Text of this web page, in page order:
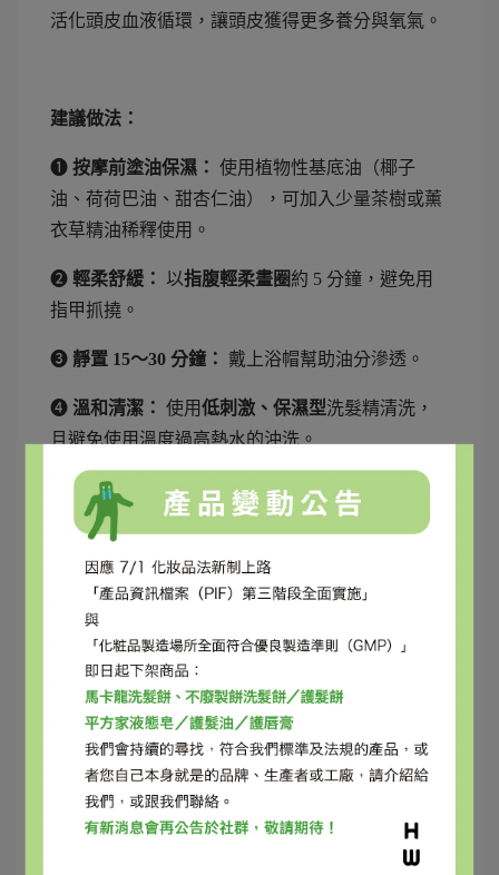
活化頭皮血液循環，讓頭皮獲得更多養分與氧氣。
建議做法：
➊ 按摩前塗油保濕： 使用植物性基底油（椰子
油、荷荷巴油、甜杏仁油），可加入少量茶樹或薰
衣草精油稀釋使用。
❷ 輕柔舒緩： 以指腹輕柔畫圈約 5 分鐘，避免用
指甲抓撓。
➌ 靜置 15～30 分鐘： 戴上浴帽幫助油分滲透。
➍ 溫和清潔： 使用低刺激、保濕型洗髮精清洗，
且避免使用溫度過高熱水的沖洗。
💡 若你常覺得頭皮乾癢，可搭配含透明質酸、
神經醯胺或燕麥萃取的洗沐產品，讓頭皮回到
油性頭皮屑：按摩需謹慎，重在潔淨與調理